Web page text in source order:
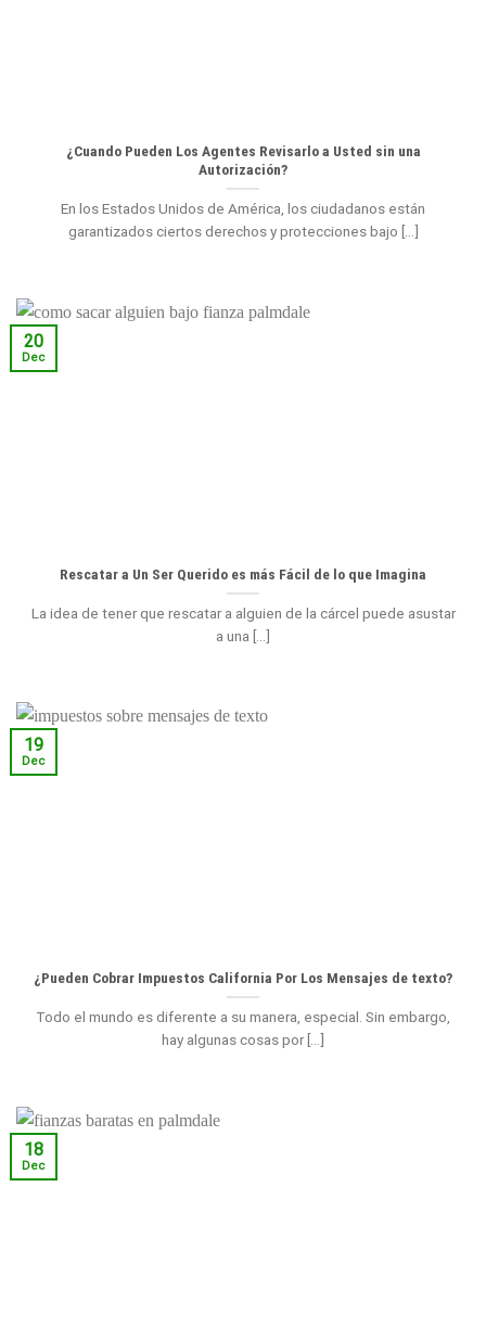
¿Cuando Pueden Los Agentes Revisarlo a Usted sin una
Autorización?
En los Estados Unidos de América, los ciudadanos están
garantizados ciertos derechos y protecciones bajo [...]
Rescatar a Un Ser Querido es más Fácil de lo que Imagina
La idea de tener que rescatar a alguien de la cárcel puede asustar
a una [...]
20
Dec
¿Pueden Cobrar Impuestos California Por Los Mensajes de texto?
Todo el mundo es diferente a su manera, especial. Sin embargo,
hay algunas cosas por [...]
19
Dec
18
Dec